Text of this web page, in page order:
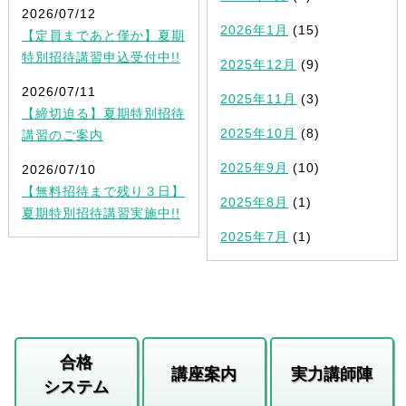
2026/07/12
【定員まであと僅か】夏期
特別招待講習申込受付中!!
2026/07/11
【締切迫る】夏期特別招待
講習のご案内
2026/07/10
【無料招待まで残り３日】
夏期特別招待講習実施中!!
2026年1月 (15)
2025年12月 (9)
2025年11月 (3)
2025年10月 (8)
2025年9月 (10)
2025年8月 (1)
2025年7月 (1)
合格
システム
講座案内 実力講師陣